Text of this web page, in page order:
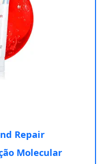
Repair
Molecular